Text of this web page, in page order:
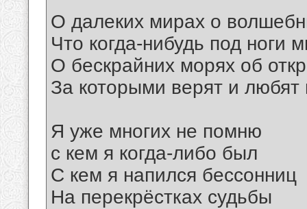
О далеких мирах о
Что когда-нибудь под ноги
О бескрайних морях об
За которыми верят и любят
Я уже многих не помню
с кем я когда-либо был
С кем я напился бессонниц
На перекрёстках судьбы